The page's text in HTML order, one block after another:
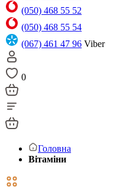
(050) 468 55 52
(050) 468 55 54
(067) 461 47 96 Viber
0
Головна
Вітаміни